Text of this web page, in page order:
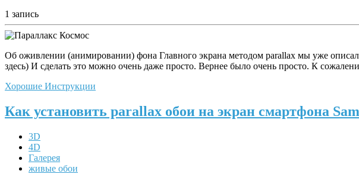
1 запись
Об оживлении (анимировании) фона Главного экрана методом parallax мы уже
здесь) И сделать это можно очень даже просто. Вернее было очень просто. К
Хорошие Инструкции
Как установить parallax обои на экран смартфона
3D
4D
Галерея
живые обои